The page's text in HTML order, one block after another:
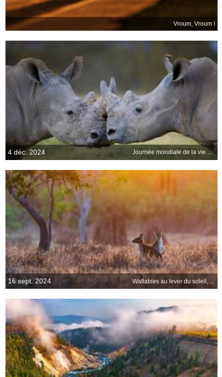
Vroum, Vroum !
4 déc. 2024 Journée mondiale de la vie sauvage
16 sept. 2024 Wallabies au lever du soleil, Australie